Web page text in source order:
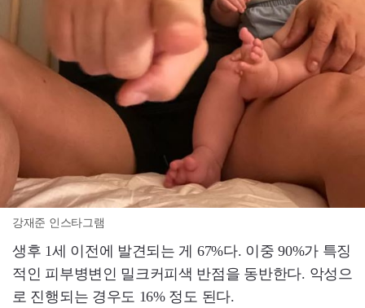
강재준 인스타그램
생후 1세 이전에 발견되는 게 67%다. 이중 90%가 특징
적인 피부병변인 밀크커피색 반점을 동반한다. 악성으
로 진행되는 경우도 16% 정도 된다.